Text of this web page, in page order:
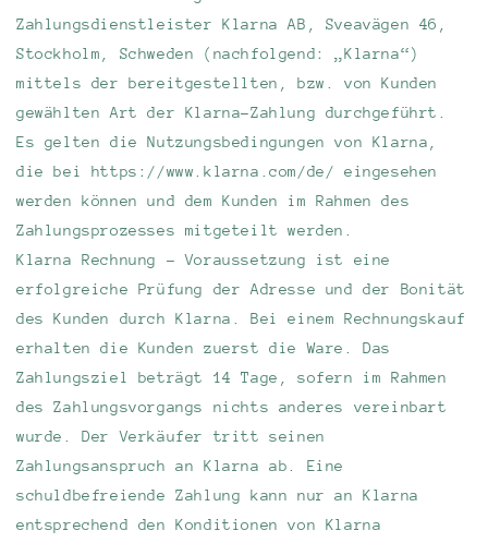
Zahlungsdienstleister Klarna AB, Sveavägen 46,
Stockholm, Schweden (nachfolgend: „Klarna“)
mittels der bereitgestellten, bzw. von Kunden
gewählten Art der Klarna-Zahlung durchgeführt.
Es gelten die Nutzungsbedingungen von Klarna,
die bei https://www.klarna.com/de/ eingesehen
werden können und dem Kunden im Rahmen des
Zahlungsprozesses mitgeteilt werden.
Klarna Rechnung - Voraussetzung ist eine
erfolgreiche Prüfung der Adresse und der Bonität
des Kunden durch Klarna. Bei einem Rechnungskauf
erhalten die Kunden zuerst die Ware. Das
Zahlungsziel beträgt 14 Tage, sofern im Rahmen
des Zahlungsvorgangs nichts anderes vereinbart
wurde. Der Verkäufer tritt seinen
Zahlungsanspruch an Klarna ab. Eine
schuldbefreiende Zahlung kann nur an Klarna
entsprechend den Konditionen von Klarna